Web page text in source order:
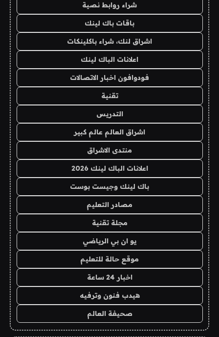
شراء روابط نصية
باقات باك لينك
اشراق لنك، شراء باكلينكات
اعلانات الباك لينك
فودوافون اخبار الاتصالات
تقنية
التدريس
اشراق العالم عالم كبير
منتدى الاشراق
اعلانات الباك لينك 2026
باك لينك وجيست بوست
مصادر التعليم
مجلة تقنية
يو ان بي الرياضي
موقع حالة للتعليم
اخبار 24 ساعة
هيدب فنون وترفيه
صحيفة العالم